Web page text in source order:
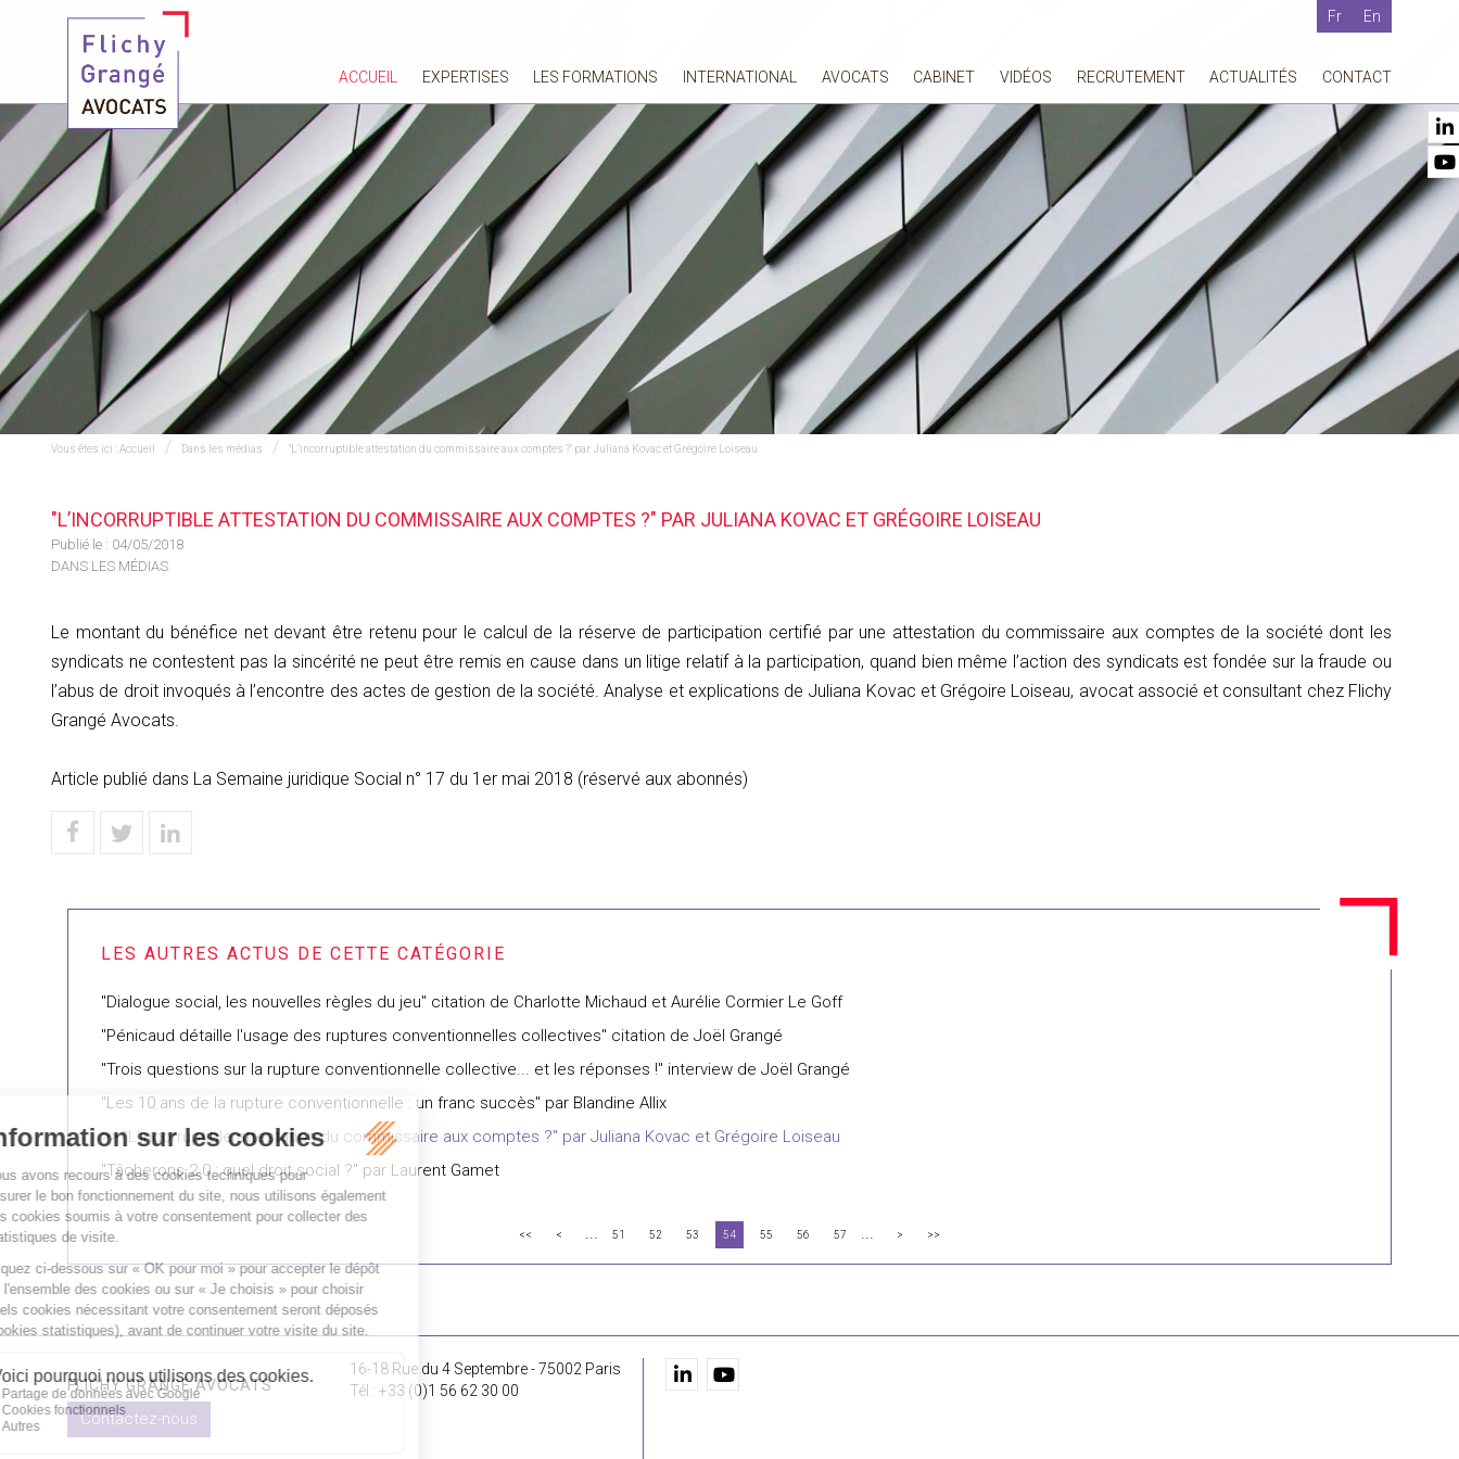
Fr En
ACCUEIL EXPERTISES LES FORMATIONS INTERNATIONAL AVOCATS CABINET VIDÉOS RECRUTEMENT ACTUALITÉS CONTACT
Vous êtes ici :Accueil Dans les médias "L’incorruptible attestation du commissaire aux comptes ?" par Juliana Kovac et Grégoire Loiseau
"L’INCORRUPTIBLE ATTESTATION DU COMMISSAIRE AUX COMPTES ?" PAR JULIANA KOVAC ET GRÉGOIRE LOISEAU
Publié le : 04/05/2018
DANS LES MÉDIAS
Le montant du bénéfice net devant être retenu pour le calcul de la réserve de participation certifié par une attestation du commissaire aux comptes de la société dont les
syndicats ne contestent pas la sincérité ne peut être remis en cause dans un litige relatif à la participation, quand bien même l’action des syndicats est fondée sur la fraude ou
l’abus de droit invoqués à l’encontre des actes de gestion de la société. Analyse et explications de Juliana Kovac et Grégoire Loiseau, avocat associé et consultant chez Flichy
Grangé Avocats.
Article publié dans La Semaine juridique Social n° 17 du 1er mai 2018 (réservé aux abonnés)
"Dialogue social, les nouvelles règles du jeu" citation de Charlotte Michaud et Aurélie Cormier Le Goff
"Pénicaud détaille l'usage des ruptures conventionnelles collectives" citation de Joël Grangé
"Trois questions sur la rupture conventionnelle collective... et les réponses !" interview de Joël Grangé
"Les 10 ans de la rupture conventionnelle : un franc succès" par Blandine Allix
"L’incorruptible attestation du commissaire aux comptes ?" par Juliana Kovac et Grégoire Loiseau
"Tâcherons 2.0 : quel droit social ?" par Laurent Gamet
<< < ... 51 52 53 54 55 56 57 ... > >>
FLICHY GRANGÉ AVOCATS
16-18 Rue du 4 Septembre - 75002 Paris
Tél : +33 (0)1 56 62 30 00
Contactez-nous